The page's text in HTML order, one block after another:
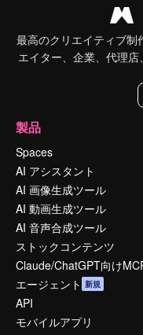
最高のクリエイティブ制
エイター、企業、代理
製品
Spaces
AI アシスタント
AI 画像生成ツール
AI 動画生成ツール
AI 音声合成ツール
ストックコンテンツ
Claude/ChatGPT向け
エージェント 新規
API
モバイルアプリ